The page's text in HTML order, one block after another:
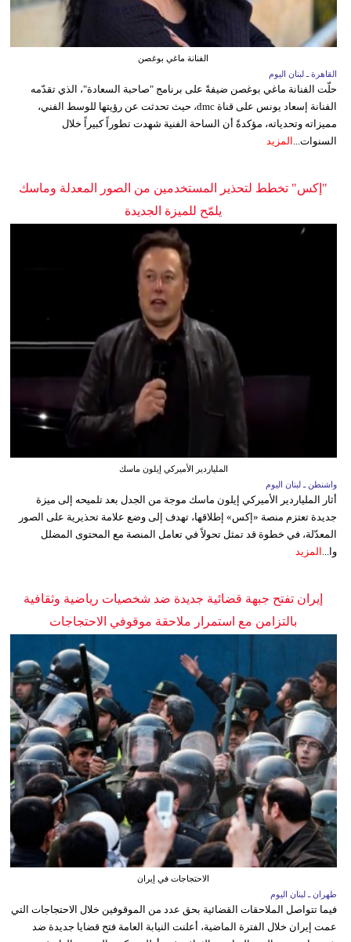
الفنانة ماغي بوغصن
القاهرة ـ لبنان اليوم
حلّت الفنانة ماغي بوغصن ضيفةً على برنامج "صاحبة السعادة"، الذي تقدّمه
الفنانة إسعاد يونس على قناة dmc، حيث تحدثت عن رؤيتها للوسط الفني،
مميزاته وتحدياته، مؤكدةً أن الساحة الفنية شهدت تطوراً كبيراً خلال
السنوات...
المزيد
"إكس" تخطط لتحذير المستخدمين من الصور المعدلة وماسك
يلمّح للميزة الجديدة
الملياردير الأميركي إيلون ماسك
واشنطن ـ لبنان اليوم
أثار الملياردير الأميركي إيلون ماسك موجة من الجدل بعد تلميحه إلى ميزة
جديدة تعتزم منصة «إكس» إطلاقها، تهدف إلى وضع علامة تحذيرية على الصور
المعدّلة، في خطوة قد تمثل تحولاً في تعامل المنصة مع المحتوى المضلل
وا... المزيد
إيران تفتح جبهة قضائية جديدة ضد شخصيات رياضية وثقافية
بالتزامن مع استمرار ملاحقة موقوفي الاحتجاجات
الاحتجاجات في إيران
طهران ـ لبنان اليوم
فيما تتواصل الملاحقات القضائية بحق عدد من الموقوفين خلال الاحتجاجات التي
عمت إيران خلال الفترة الماضية، أعلنت النيابة العامة فتح قضايا جديدة ضد